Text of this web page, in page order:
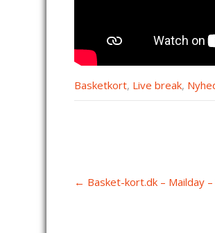
Basketkort, Live break,
navigation
← Basket-kort.dk – Mailday